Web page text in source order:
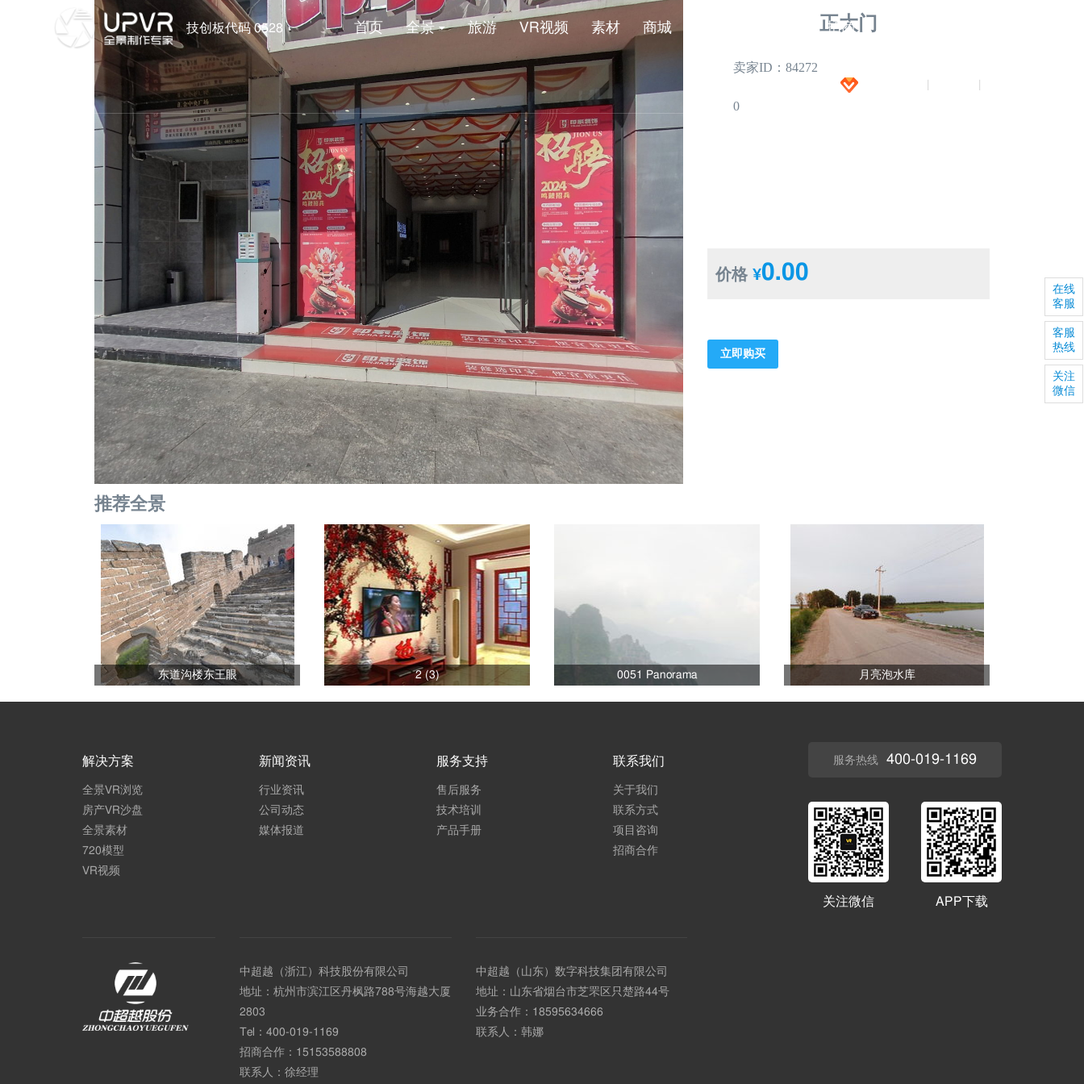
技创板代码 0528 首页 全景 旅游 VR视频 素材 商城 招商
正大门
卖家ID：84272
0
价格 ¥0.00
立即购买
推荐全景
东道沟楼东王眼 2 (3) 0051 Panorama 月亮泡水库
解决方案
全景VR浏览
房产VR沙盘
全景素材
720模型
VR视频
新闻资讯
行业资讯
公司动态
媒体报道
服务支持
售后服务
技术培训
产品手册
联系我们
关于我们
联系方式
项目咨询
招商合作
服务热线 400-019-1169
关注微信 APP下载
中超越（浙江）科技股份有限公司
地址：杭州市滨江区丹枫路788号海越大厦
2803
Tel： 400-019-1169
招商合作： 15153588808
联系人：徐经理
中超越（山东）数字科技集团有限公司
地址：山东省烟台市芝罘区只楚路44号
业务合作： 18595634666
联系人：韩娜
在线
客服
客服
热线
关注
微信